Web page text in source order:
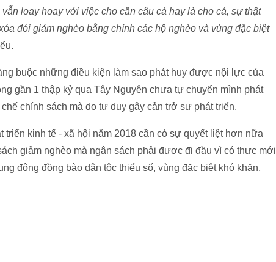
loay hoay với việc cho cần câu cá hay là cho cá, sự thật
đói giảm nghèo bằng chính các hộ nghèo và vùng đặc biệt
buộc những điều kiện làm sao phát huy được nội lực của
gần 1 thập kỷ qua Tây Nguyên chưa tự chuyển mình phát
chính sách mà do tư duy gây cản trở sự phát triển.
triển kinh tế - xã hội năm 2018 cần có sự quyết liệt hơn nữa
giảm nghèo mà ngân sách phải được đi đầu vì có thực mới
đông đồng bào dân tộc thiểu số, vùng đặc biệt khó khăn,